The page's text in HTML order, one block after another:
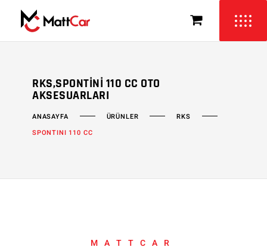
RKS,SPONTINI 110 CC OTO
AKSESUARLARI
ANASAYFA ÜRÜNLER
RKS
SPONTINI 110 CC
MATTCAR